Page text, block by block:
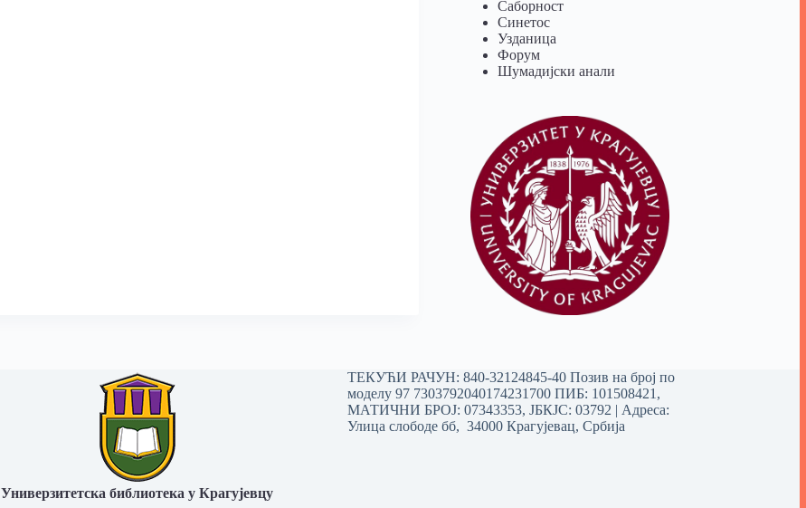
Саборност
Синетос
Узданица
Форум
Шумадијски анали
Универзитетска библиотека у Крагујевцу
ТЕКУЋИ РАЧУН: 840-32124845-40 Позив на број по
моделу 97 7303792040174231700ПИБ: 101508421,
МАТИЧНИ БРОЈ: 07343353, ЈБКЈС: 03792 | Aдреса:
Улица слободе бб, 34000 Крагујевац, Србија